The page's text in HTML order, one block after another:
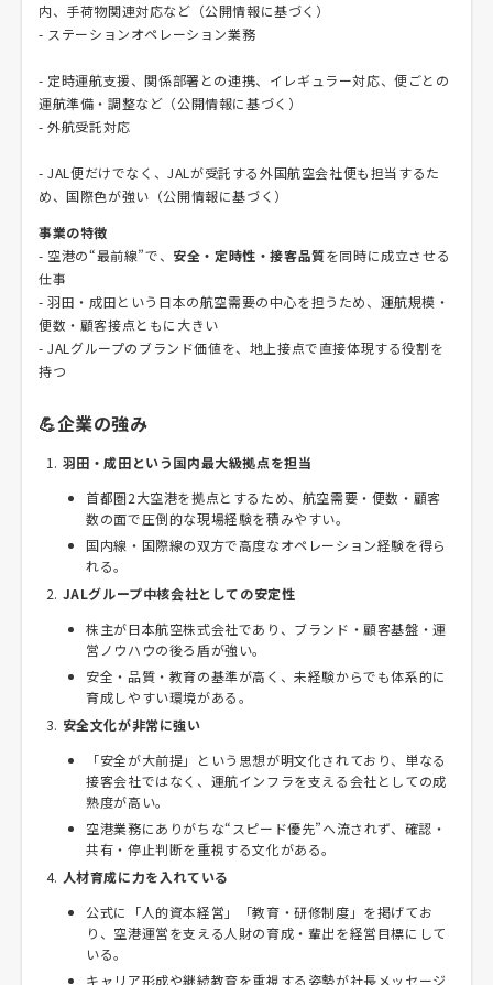
内、手荷物関連対応など（公開情報に基づく）
- ステーションオペレーション業務
- 定時運航支援、関係部署との連携、イレギュラー対応、便ごとの
運航準備・調整など（公開情報に基づく）
- 外航受託対応
- JAL便だけでなく、JALが受託する外国航空会社便も担当するた
め、国際色が強い（公開情報に基づく）
事業の特徴
- 空港の“最前線”で、 安全・定時性・接客品質を同時に成立させる
仕事
- 羽田・成田という日本の航空需要の中心を担うため、運航規模・
便数・顧客接点ともに大きい
- JALグループのブランド価値を、地上接点で直接体現する役割を
持つ
💪企業の強み
羽田・成田という国内最大級拠点を担当
首都圏2大空港を拠点とするため、航空需要・便数・顧客
数の面で圧倒的な現場経験を積みやすい。
国内線・国際線の双方で高度なオペレーション経験を得ら
れる。
JALグループ中核会社としての安定性
株主が日本航空株式会社であり、ブランド・顧客基盤・運
営ノウハウの後ろ盾が強い。
安全・品質・教育の基準が高く、未経験からでも体系的に
育成しやすい環境がある。
安全文化が非常に強い
「安全が大前提」という思想が明文化されており、単なる
接客会社ではなく、運航インフラを支える会社としての成
熟度が高い。
空港業務にありがちな“スピード優先”へ流されず、確認・
共有・停止判断を重視する文化がある。
人材育成に力を入れている
公式に「人的資本経営」「教育・研修制度」を掲げてお
り、空港運営を支える人財の育成・輩出を経営目標にして
いる。
キャリア形成や継続教育を重視する姿勢が社長メッセージ